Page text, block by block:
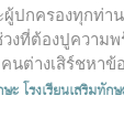
กครองทุกท่าน
งที่ต้องปูความ
นต่างเสิร์ชหาข้
ะโรงเรียนเสริมทัก